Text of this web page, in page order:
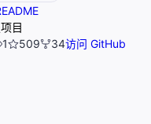
目
1
509 34访问 GitHub